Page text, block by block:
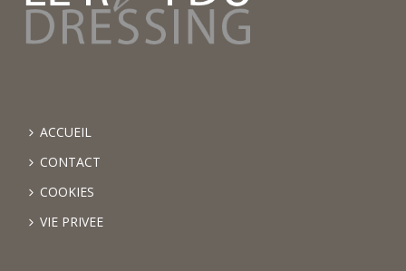
ACCUEIL
CONTACT
COOKIES
VIE PRIVEE